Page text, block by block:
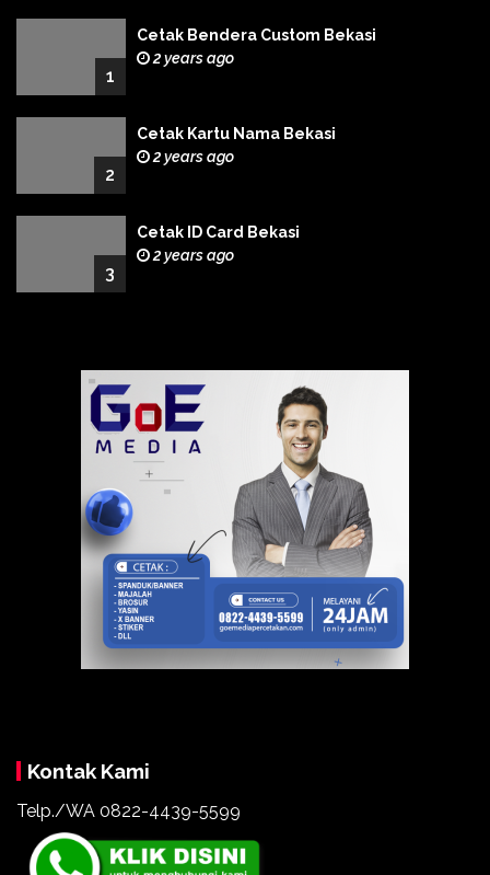
1
Cetak Bendera Custom Bekasi
2 years ago
2
Cetak Kartu Nama Bekasi
2 years ago
3
Cetak ID Card Bekasi
2 years ago
Kontak Kami
Telp./WA 0822-4439-5599